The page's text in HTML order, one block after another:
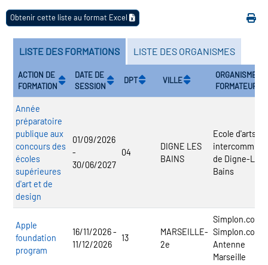
Obtenir cette liste au format Excel
LISTE DES FORMATIONS LISTE DES ORGANISMES
ACTION DE
FORMATION
DATE DE
SESSION
DPT VILLE
ORGANISME
FORMATEUR
Année
préparatoire
publique aux
concours des
écoles
supérieures
d'art et de
design
01/09/2026
-
30/06/2027
04
DIGNE LES
BAINS
Ecole d'arts
de Digne-Les-
Bains
Apple
foundation
program
16/11/2026 -
11/12/2026
13
MARSEILLE-
2e
Simplon.co
Simplon.co -
Antenne
Marseille